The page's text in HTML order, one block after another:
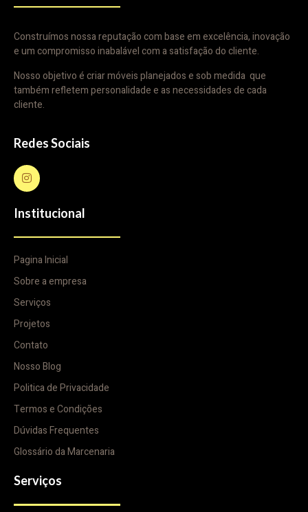
Construímos nossa reputação com base em excelência, inovação
e um compromisso inabalável com a satisfação do cliente.
Nosso objetivo é criar móveis planejados e sob medida que
também refletem personalidade e as necessidades de cada
cliente.
Redes Sociais
Institucional
Pagina Inicial
Sobre a empresa
Serviços
Projetos
Contato
Nosso Blog
Politica de Privacidade
Termos e Condições
Dúvidas Frequentes
Glossário da Marcenaria
Serviços